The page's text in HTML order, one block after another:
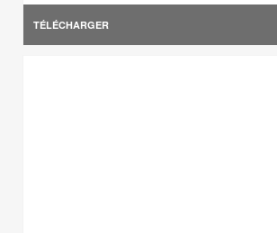
TÉLÉCHARGER